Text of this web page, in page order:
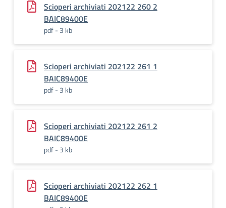
Scioperi archiviati 202122 260 2
BAIC89400E
pdf - 3 kb
Scioperi archiviati 202122 261 1
BAIC89400E
pdf - 3 kb
Scioperi archiviati 202122 261 2
BAIC89400E
pdf - 3 kb
Scioperi archiviati 202122 262 1
BAIC89400E